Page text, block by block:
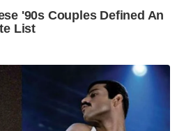
'90s Couples Defined An
List